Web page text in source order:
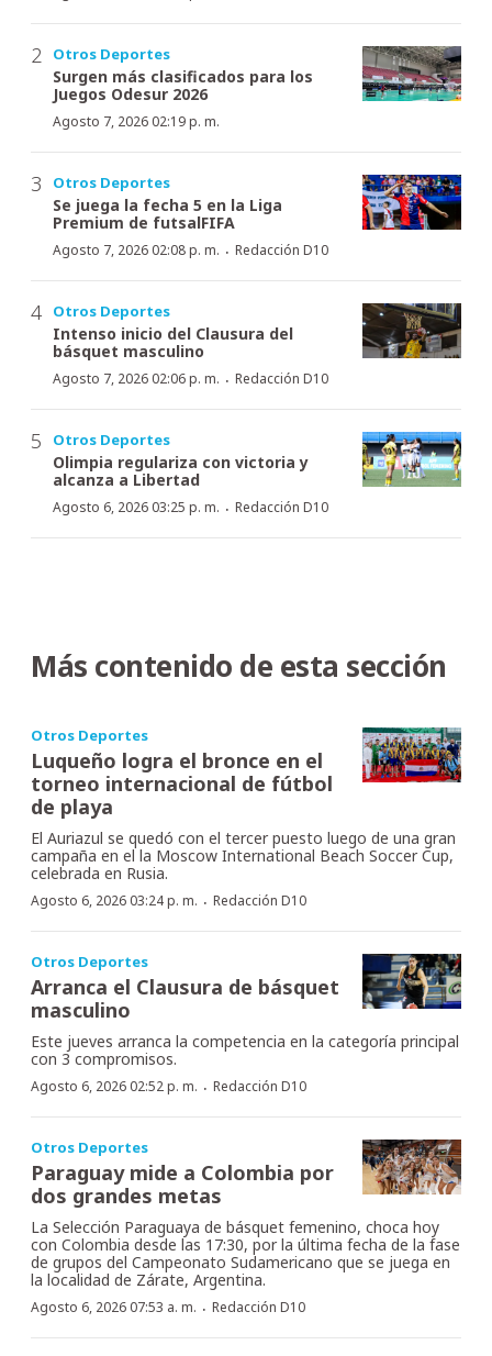
Otros Deportes
Surgen más clasificados para los
Juegos Odesur 2026
Agosto 7, 2026 02:19 p. m.
Otros Deportes
Se juega la fecha 5 en la Liga
Premium de futsalFIFA
Agosto 7, 2026 02:08 p. m. · Redacción D10
Otros Deportes
Intenso inicio del Clausura del
básquet masculino
Agosto 7, 2026 02:06 p. m. · Redacción D10
Otros Deportes
Olimpia regulariza con victoria y
alcanza a Libertad
Agosto 6, 2026 03:25 p. m. · Redacción D10
Más contenido de esta sección
Otros Deportes
Luqueño logra el bronce en el
torneo internacional de fútbol
de playa
El Auriazul se quedó con el tercer puesto luego de una gran
campaña en el la Moscow International Beach Soccer Cup,
celebrada en Rusia.
Agosto 6, 2026 03:24 p. m. · Redacción D10
Otros Deportes
Arranca el Clausura de básquet
masculino
Este jueves arranca la competencia en la categoría principal
con 3 compromisos.
Agosto 6, 2026 02:52 p. m. · Redacción D10
Otros Deportes
Paraguay mide a Colombia por
dos grandes metas
La Selección Paraguaya de básquet femenino, choca hoy
con Colombia desde las 17:30, por la última fecha de la fase
de grupos del Campeonato Sudamericano que se juega en
la localidad de Zárate, Argentina.
Agosto 6, 2026 07:53 a. m. · Redacción D10